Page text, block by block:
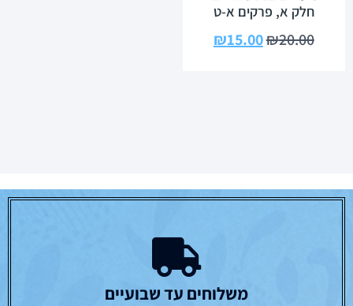
חלק א, פרקים א-ט
₪20.00
₪15.00
משלוחים עד שבועיים